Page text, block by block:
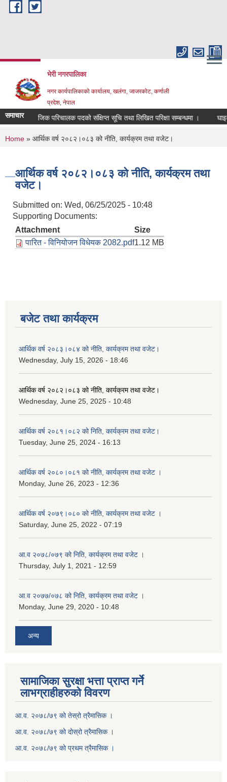
Skip to main content
भेरी नगरपालिका
नगर कार्यपालिकाको कार्यालय, खलंगा, जाजरकोट, कर्णाली
प्रदेश, नेपाल
समाचार
सामाजिक परिचालक पदको संक्षिप्त सूचि तथा लिखित परिक्षा सम्बन्धमा । घाइते
You are here
Home » आर्थिक वर्ष २०८२।०८३ को नीति, कार्यक्रम तथा वजेट।
आर्थिक वर्ष २०८२।०८३ को नीति, कार्यक्रम तथा
वजेट।
Submitted on: Wed, 06/25/2025 - 10:48
Supporting Documents:
Attachment
Size
पारित - विनियोजन विधेयक 2082.pdf1.12 MB
बजेट तथा कार्यक्रम
आर्थिक वर्ष २०८३।०८४ को नीति, कार्यक्रम तथा वजेट।
Wednesday, July 15, 2026 - 18:46
आर्थिक वर्ष २०८२।०८३ को नीति, कार्यक्रम तथा वजेट।
Wednesday, June 25, 2025 - 10:48
आर्थिक वर्ष २०८१।०८२ को निति, कार्यक्रम तथा वजेट।
Tuesday, June 25, 2024 - 16:13
आर्थिक वर्ष २०८०।०८१ को नीति, कार्यक्रम तथा वजेट ।
Monday, June 26, 2023 - 12:36
आर्थिक वर्ष २०७९।०८० को नीति, कार्यक्रम तथा वजेट ।
Saturday, June 25, 2022 - 07:19
आ.व २०७८/०७९ को निति, कार्यक्रम तथा वजेट ।
Thursday, July 1, 2021 - 12:59
आ.व २०७७/०७८ को निति, कार्यक्रम तथा वजेट ।
Monday, June 29, 2020 - 10:48
अन्य
सामाजिका सुरक्षा भत्ता प्राप्त गर्ने
लाभग्राहीहरुको विवरण
आ.व. २०७८/७९ को तेस्रो त्रैमासिक ।
आ.व. २०७८/७९ को दोस्रो त्रैमासिक ।
आ.व. २०७८/७९ को प्रथम त्रैमासिक ।